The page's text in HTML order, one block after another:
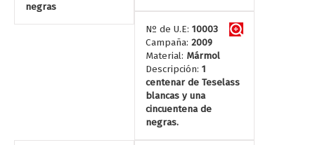
negras
Nº de U.E: 10003
Campaña: 2009
Material: Mármol
Descripción: 1
centenar de Teselass
blancas y una
cincuentena de
negras.